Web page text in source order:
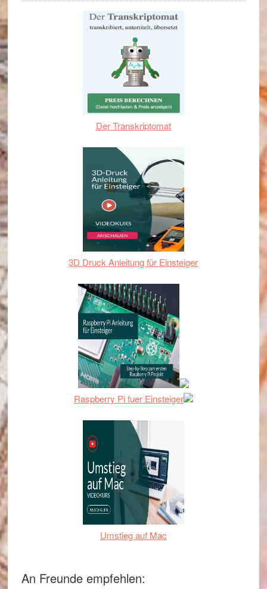
Der Transkriptomat
3D Druck Anleitung für Einsteiger
Raspberry Pi fuer Einsteiger
Umstieg auf Mac
An Freunde empfehlen: